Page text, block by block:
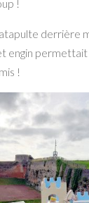
!
derrière
engin permettait
!